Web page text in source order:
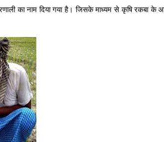
का नाम दिया गया है। जिसके माध्यम से कृषि रकबा के